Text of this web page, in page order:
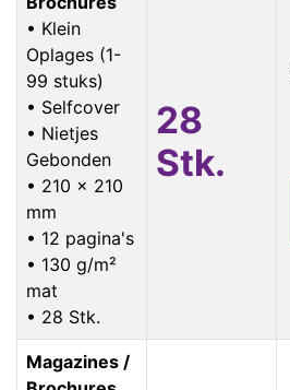
• Klein
Oplages (1-
99 stuks)
• Selfcover
• Nietjes
Gebonden
• 210 x 210
mm
• 12 pagina's
• 130 g/m²
mat
• 28 Stk.
28
Stk.
Magazines /